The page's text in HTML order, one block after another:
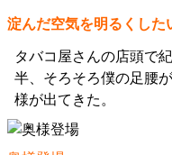
淀んだ空気を明るくした
タバコ屋さんの店頭で
半、そろそろ僕の足腰
様が出てきた。